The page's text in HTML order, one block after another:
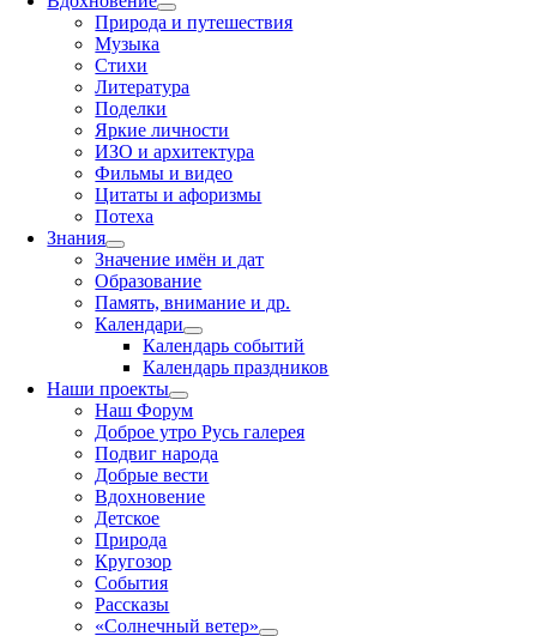
Природа и путешествия
Музыка
Стихи
Литература
Поделки
Яркие личности
ИЗО и архитектура
Фильмы и видео
Цитаты и афоризмы
Потеха
Знания
Значение имён и дат
Образование
Память, внимание и др.
Календари
Календарь событий
Календарь праздников
Наши проекты
Наш Форум
Доброе утро Русь галерея
Подвиг народа
Добрые вести
Вдохновение
Детское
Природа
Кругозор
События
Рассказы
«Солнечный ветер»